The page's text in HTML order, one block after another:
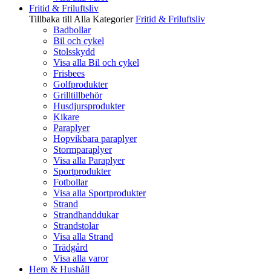
Fritid & Friluftsliv
Tillbaka till Alla Kategorier Fritid & Friluftsliv
Badbollar
Bil och cykel
Stolsskydd
Visa alla Bil och cykel
Frisbees
Golfprodukter
Grilltillbehör
Husdjursprodukter
Kikare
Paraplyer
Hopvikbara paraplyer
Stormparaplyer
Visa alla Paraplyer
Sportprodukter
Fotbollar
Visa alla Sportprodukter
Strand
Strandhanddukar
Strandstolar
Visa alla Strand
Trädgård
Visa alla varor
Hem & Hushåll